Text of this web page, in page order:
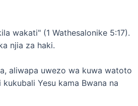
wakati" (1 Wathesalonike 5:17).
njia za haki.
aliwapa uwezo wa kuwa watoto
Yesu kama Bwana na